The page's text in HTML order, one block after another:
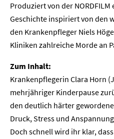
Produziert von der
Geschichte inspiriert von den
den Krankenpfleger Niels
Kliniken zahlreiche Morde an
Zum Inhalt:
Krankenpflegerin Clara Horn
mehrjähriger Kinderpause
den deutlich härter
Druck, Stress und
Doch schnell wird ihr klar,